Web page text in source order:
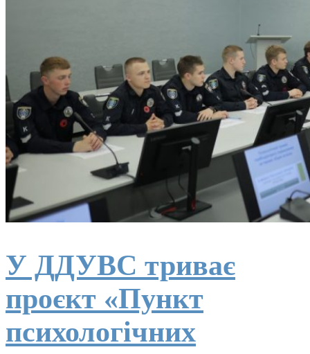
У ДДУВС триває
проєкт «Пункт
психологічних